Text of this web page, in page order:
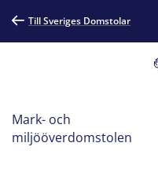
Till Sveriges Domstolar
Mark- och
miljööverdomstolen